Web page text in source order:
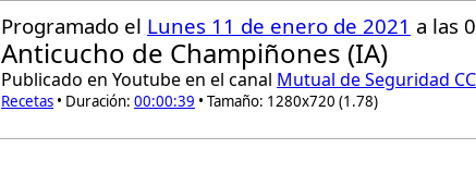
Programado el Lunes 11 de enero de 2021 a las
Anticucho de Champiñones (IA)
Publicado en Youtube en el canal Mutual de Seguridad
Recetas • Duración: 00:00:39 • Tamaño: 1280x720 (1.78)